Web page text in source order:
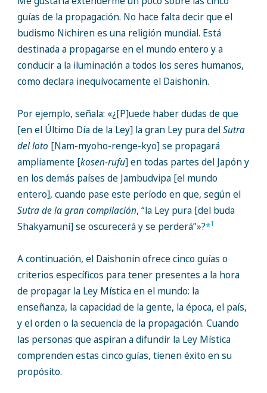
guías de la propagación. No hace falta decir que el
budismo Nichiren es una religión mundial. Está
destinada a propagarse en el mundo entero y a
conducir a la iluminación a todos los seres humanos,
como declara inequívocamente el Daishonin.
Por ejemplo, señala: «¿[P]uede haber dudas de que
[en el Último Día de la Ley] la gran Ley pura delSutra
del loto [Nam-myoho-renge-kyo] se propagará
ampliamente [kosen-rufu] en todas partes del Japón y
en los demás países de Jambudvipa [el mundo
entero], cuando pase este período en que, según el
Sutra de la gran compilación, “la Ley pura [del buda
Shakyamuni] se oscurecerá y se perderá”»?*1
A continuación, el Daishonin ofrece cinco guías o
criterios específicos para tener presentes a la hora
de propagar la Ley Mística en el mundo: la
enseñanza, la capacidad de la gente, la época, el país,
y el orden o la secuencia de la propagación. Cuando
las personas que aspiran a difundir la Ley Mística
comprenden estas cinco guías, tienen éxito en su
propósito.